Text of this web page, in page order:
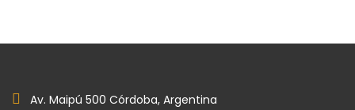
Av. Maipú 500 Córdoba, Argentina